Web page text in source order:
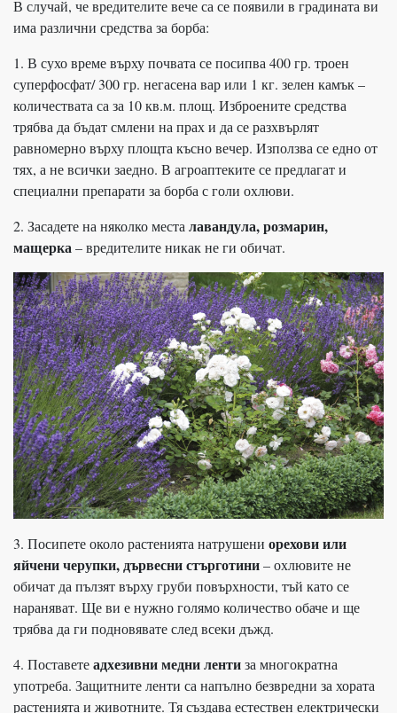
В случай, че вредителите вече са се появили в градината ви
има различни средства за борба:
1. В сухо време върху почвата се посипва 400 гр. троен
суперфосфат/ 300 гр. негасена вар или 1 кг. зелен камък –
количествата са за 10 кв.м. площ. Изброените средства
трябва да бъдат смлени на прах и да се разхвърлят
равномерно върху площта късно вечер. Използва се едно от
тях, а не всички заедно. В агроаптеките се предлагат и
специални препарати за борба с голи охлюви.
2. Засадете на няколко места лавандула, розмарин,
мащерка– вредителите никак не ги обичат.
3. Посипете около растенията натрушени орехови или
яйчени черупки, дървесни стърготини– охлювите не
обичат да пълзят върху груби повърхности, тъй като се
нараняват. Ще ви е нужно голямо количество обаче и ще
трябва да ги подновявате след всеки дъжд.
4. Поставетеадхезивни медни лентиза многократна
употреба. Защитните ленти са напълно безвредни за хората
растенията и животните. Тя създава естествен електрически